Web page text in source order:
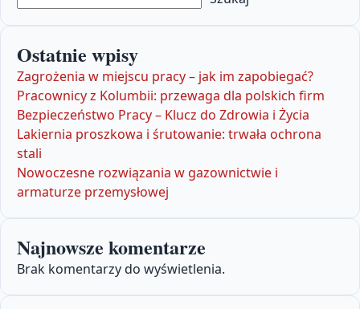
Ostatnie wpisy
Zagrożenia w miejscu pracy – jak im zapobiegać?
Pracownicy z Kolumbii: przewaga dla polskich firm
Bezpieczeństwo Pracy – Klucz do Zdrowia i Życia
Lakiernia proszkowa i śrutowanie: trwała ochrona
stali
Nowoczesne rozwiązania w gazownictwie i
armaturze przemysłowej
Najnowsze komentarze
Brak komentarzy do wyświetlenia.